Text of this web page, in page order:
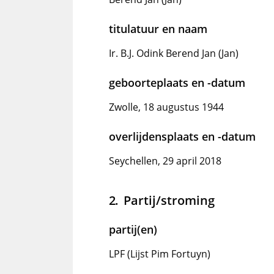
titulatuur en naam
Ir. B.J. Odink Berend Jan (Jan)
geboorteplaats en -datum
Zwolle, 18 augustus 1944
overlijdensplaats en -datum
Seychellen, 29 april 2018
Partij/stroming
partij(en)
LPF (Lijst Pim Fortuyn)